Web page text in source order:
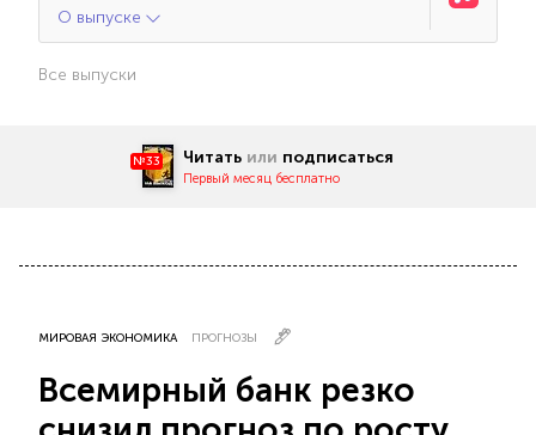
О выпуске
Все выпуски
№33 Читать или подписаться
Первый месяц бесплатно
МИРОВАЯ ЭКОНОМИКА ПРОГНОЗЫ
Всемирный банк резко